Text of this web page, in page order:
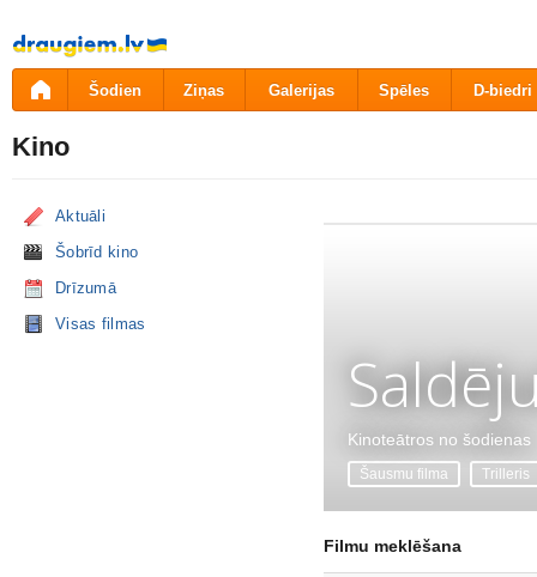
Pāriet
uz
saturu
Šodien Ziņas Galerijas Spēles D-biedri
Kino
Aktuāli
Šobrīd kino
Drīzumā
Visas filmas
Kinoteātros no šodienas
Šausmu filma Trilleris
Filmu meklēšana